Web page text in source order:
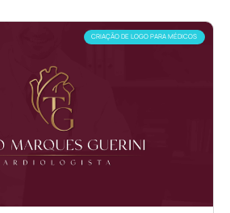
CRIAÇÃO DE LOGO PARA MÉDICOS